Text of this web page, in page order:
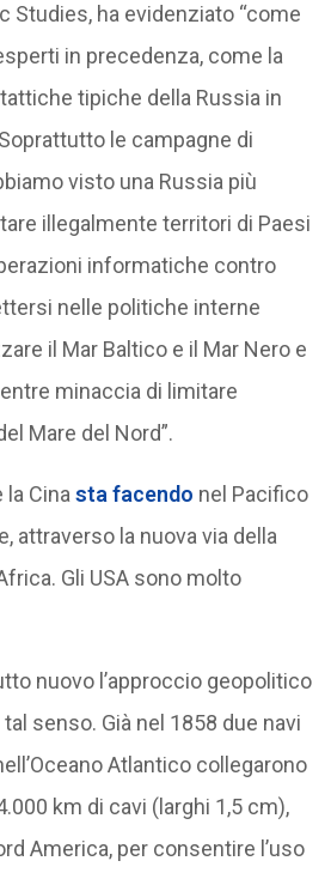
Studies, ha evidenziato “come
in precedenza, come la
tipiche della Russia in
le campagne di
visto una Russia più
illegalmente territori di Paesi
informatiche contro
nelle politiche interne
il Mar Baltico e il Mar Nero e
minaccia di limitare
Mare del Nord”.
Cina sta facendo nel Pacifico
attraverso la nuova via della
Gli USA sono molto
nuovo l’approccio geopolitico
senso. Già nel 1858 due navi
Atlantico collegarono
km di cavi (larghi 1,5 cm),
America, per consentire l’uso